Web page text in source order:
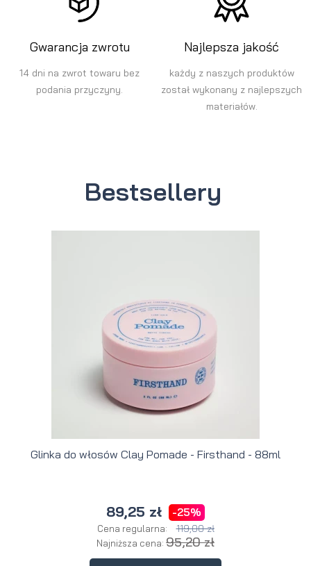
Gwarancja zwrotu
14 dni na zwrot towaru bez
podania przyczyny.
Najlepsza jakość
każdy z naszych produktów
został wykonany z najlepszych
materiałów.
Bestsellery
Glinka do włosów Clay Pomade - Firsthand - 88ml
89,25 zł -25%
Cena regularna: 119,00 zł
Najniższa cena: 95,20 zł